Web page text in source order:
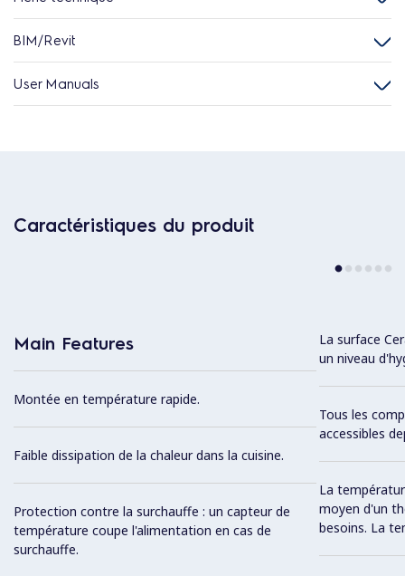
BIM/Revit
User Manuals
Caractéristiques du produit
Main Features
Montée en température rapide.
Faible dissipation de la chaleur dans la cuisine.
Protection contre la surchauffe : un capteur de
température coupe l'alimentation en cas de
surchauffe.
La surface
un niveau
Tous les
accessibles
La
moyen d'un
besoins. La